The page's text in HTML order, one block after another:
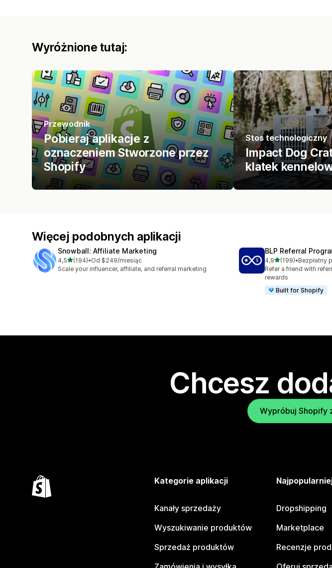
Wyróżnione tutaj:
Przewodnik
Pobieraj aplikacje z
oznaczeniem Stworzone przez
Shopify
Stos technologiczny
Impact Dog
klatek
Więcej podobnych aplikacji
Snowball: Affiliate Marketing
4,5na 5 gwiazdek
(194)
Łączna liczba recenzji: 194
•Od $249/miesiąc
Scale your influencer, affiliate, and referral marketing
BLP Referral
4,9na 5 gwiazdek
(199)
Łączna liczba recenzji:
•Bezpłatny
Refer a friend with
rewards
Built for Shopify
Chcesz
Wypróbuj Shopify
Kategorie aplikacji
Kanały sprzedaży
Wyszukiwanie produktów
Sprzedaż produktów
Dropshipping
Marketplace
Recenzje